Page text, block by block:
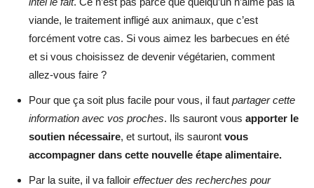
viande, le traitement infligé aux animaux, que c’est
forcément votre cas. Si vous aimez les barbecues en été
et si vous choisissez de devenir végétarien, comment
allez-vous faire ?
Pour que ça soit plus facile pour vous, il faut partager cette
information avec vos proches. Ils sauront vous apporter le
soutien nécessaire, et surtout, ils sauront vous
accompagner dans cette nouvelle étape alimentaire.
Par la suite, il va falloir effectuer des recherches pour